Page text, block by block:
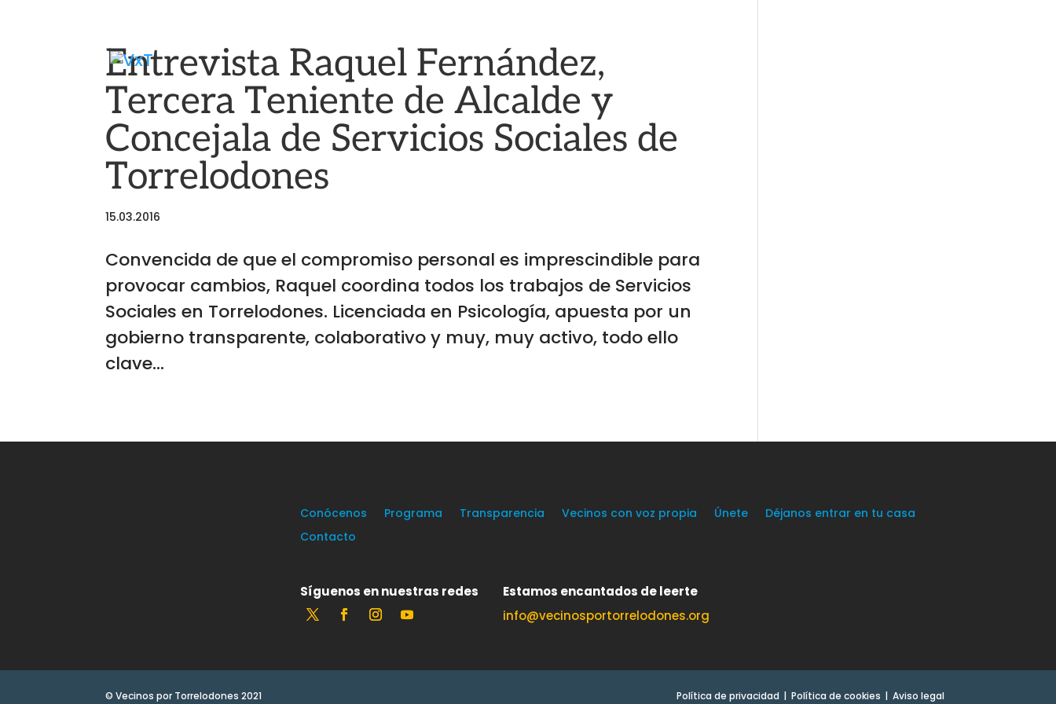
Entrevista Raquel Fernández,
Tercera Teniente de Alcalde y
Concejala de Servicios Sociales de
Torrelodones
15.03.2016
Convencida de que el compromiso personal es imprescindible para
provocar cambios, Raquel coordina todos los trabajos de Servicios
Sociales en Torrelodones. Licenciada en Psicología, apuesta por un
gobierno transparente, colaborativo y muy, muy activo, todo ello
clave...
Conócenos Programa Transparencia Vecinos con voz propia Únete
Déjanos entrar en tu casa
Contacto
Síguenos en nuestras redes
Estamos encantados de leerte
info@vecinosportorrelodones.org
© Vecinos por Torrelodones 2021 Política de privacidad Política de cookies Aviso legal